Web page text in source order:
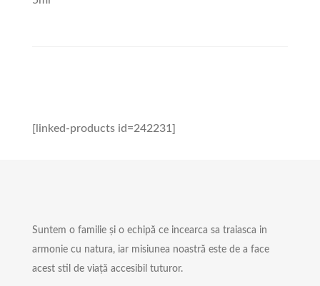
[linked-products id=242231]
Suntem o familie și o echipă ce incearca sa traiasca in
armonie cu natura, iar misiunea noastră este de a face
acest stil de viață accesibil tuturor.